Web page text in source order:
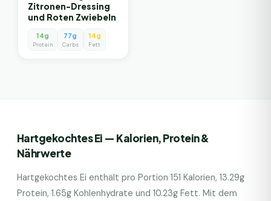
Zitronen-Dressing
und Roten Zwiebeln
14g
Protein
77g
Carbs
14g
Fett
Hartgekochtes Ei — Kalorien, Protein &
Nährwerte
Hartgekochtes Ei enthält pro Portion 151 Kalorien, 13.29g
Protein, 1.65g Kohlenhydrate und 10.23g Fett. Mit dem